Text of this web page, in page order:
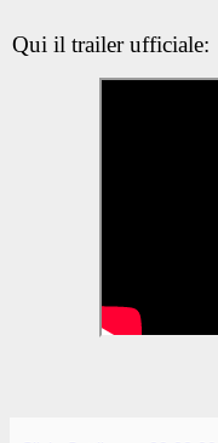
Qui il trailer ufficiale: